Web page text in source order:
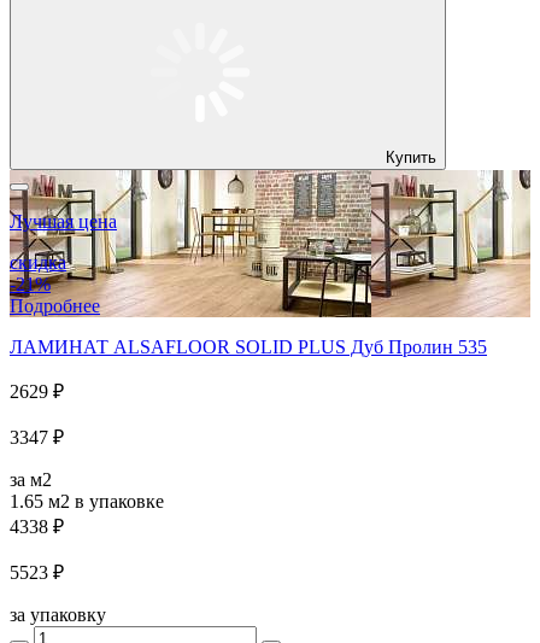
Купить
Лучшая цена
скидка
-21%
Подробнее
ЛАМИНАТ ALSAFLOOR SOLID PLUS Дуб Пролин 535
2629 ₽
3347 ₽
за м2
1.65 м2 в упаковке
4338 ₽
5523 ₽
за упаковку